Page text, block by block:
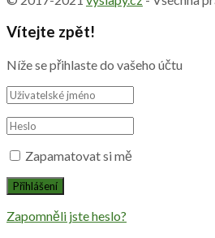
Vítejte zpět!
Níže se přihlaste do vašeho účtu
Zapamatovat si mě
Zapomněli jste heslo?